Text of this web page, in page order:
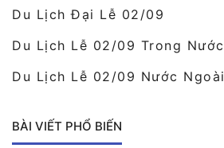
Du Lịch Đại Lễ 02/09
Du Lịch Lễ 02/09 Trong Nước
Du Lịch Lễ 02/09 Nước Ngoài
BÀI VIẾT PHỔ BIẾN